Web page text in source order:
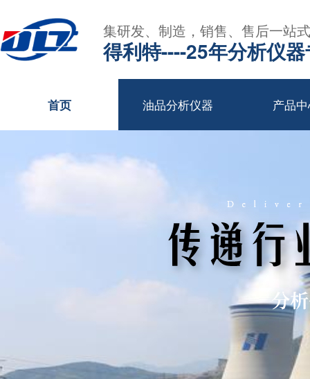
集研发、制造，销售、售后一站
得利特----25年分析仪
首页 油品分析仪器 产品